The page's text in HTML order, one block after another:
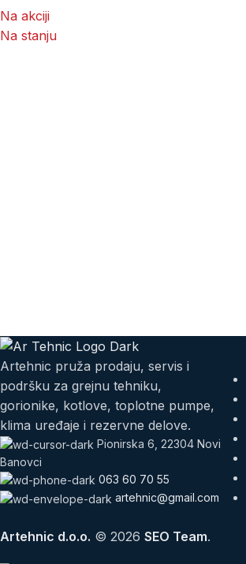
Na akciji
Na stanju
Artehnic pruža prodaju, servis i
podršku za grejnu tehniku,
gorionike, kotlove, toplotne pumpe,
klima uređaje i rezervne delove.
Pionirska 6, 22304 Novi
Banovci
063 60 70 55
artehnic@gmail.com
Artehnic d.o.o. © 2026 SEO Team.